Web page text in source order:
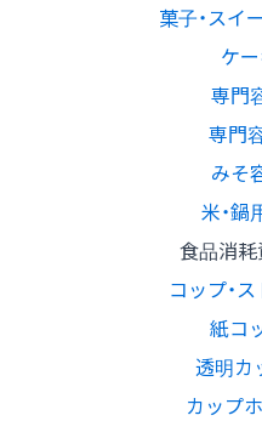
菓子・スイ
ケー
専門
専門
みそ
米・鍋
食品消耗
コップ・ス
紙コ
透明カ
カップホ